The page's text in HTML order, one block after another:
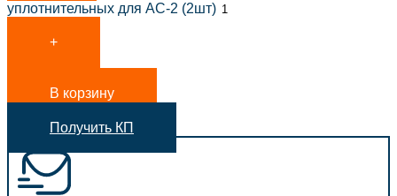
уплотнительных для АС-2 (2шт)
В корзину
Получить КП